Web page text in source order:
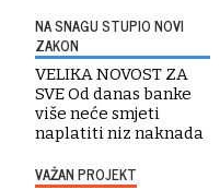
NA SNAGU STUPIO NOVI
ZAKON
VELIKA NOVOST ZA
SVE Od danas banke
više neće smjeti
naplatiti niz naknada
VAŽAN PROJEKT